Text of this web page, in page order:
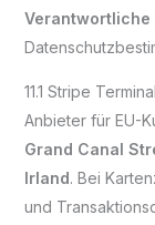
Verantwortliche
11.1 Stripe Terminal
Anbieter für EU-
Grand Canal
Irland. Bei
und